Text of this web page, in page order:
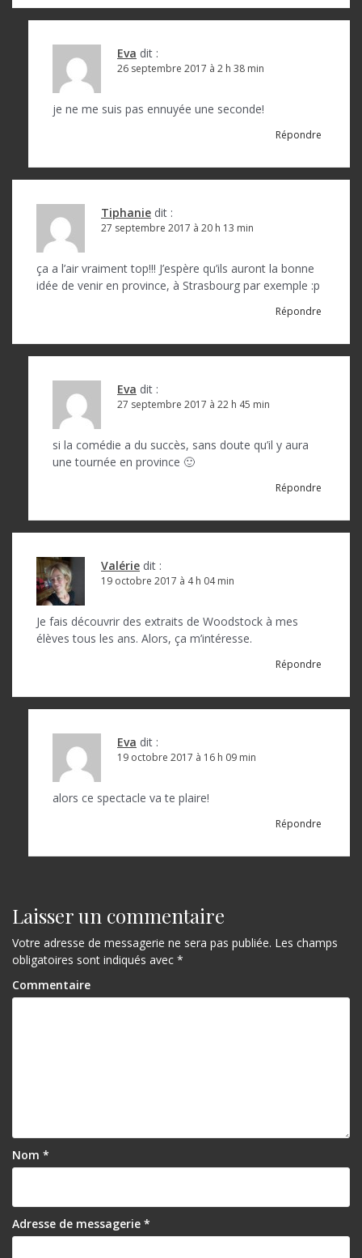
Eva dit :
26 septembre 2017 à 2 h 38 min
je ne me suis pas ennuyée une seconde!
Répondre
Tiphanie dit :
27 septembre 2017 à 20 h 13 min
ça a l’air vraiment top!!! J’espère qu’ils auront la bonne
idée de venir en province, à Strasbourg par exemple :p
Répondre
Eva dit :
27 septembre 2017 à 22 h 45 min
si la comédie a du succès, sans doute qu’il y aura
une tournée en province 🙂
Répondre
Valérie dit :
19 octobre 2017 à 4 h 04 min
Je fais découvrir des extraits de Woodstock à mes
élèves tous les ans. Alors, ça m’intéresse.
Répondre
Eva dit :
19 octobre 2017 à 16 h 09 min
alors ce spectacle va te plaire!
Répondre
Laisser un commentaire
Votre adresse de messagerie ne sera pas publiée. Les champs
obligatoires sont indiqués avec *
Commentaire
Nom *
Adresse de messagerie *